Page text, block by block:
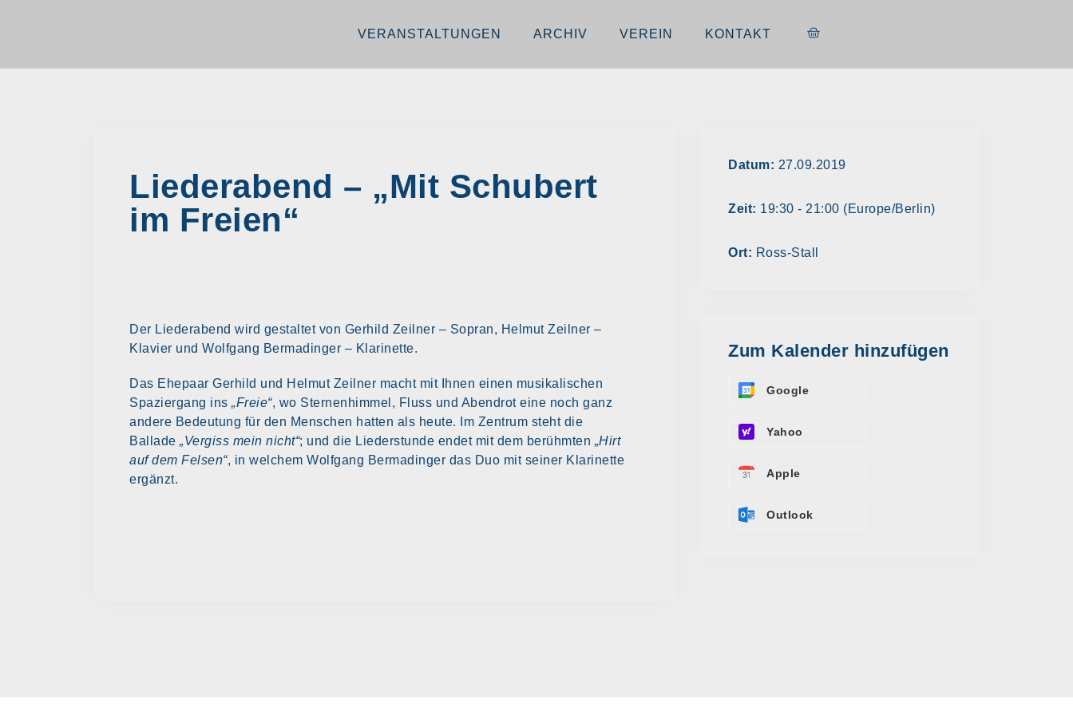
VERANSTALTUNGEN ARCHIV VEREIN KONTAKT
Liederabend – „Mit Schubert
im Freien“
Der Liederabend wird gestaltet von Gerhild Zeilner – Sopran, Helmut Zeilner –
Klavier und Wolfgang Bermadinger – Klarinette.
Das Ehepaar Gerhild und Helmut Zeilner macht mit Ihnen einen musikalischen
Spaziergang ins „Freie“, wo Sternenhimmel, Fluss und Abendrot eine noch ganz
andere Bedeutung für den Menschen hatten als heute. Im Zentrum steht die
Ballade „Vergiss mein nicht“; und die Liederstunde endet mit dem berühmten „Hirt
auf dem Felsen“, in welchem Wolfgang Bermadinger das Duo mit seiner Klarinette
ergänzt.
Datum: 27.09.2019
Zeit: 19:30 - 21:00 (Europe/Berlin)
Ort: Ross-Stall
Zum Kalender hinzufügen
Google
Yahoo
Apple
Outlook